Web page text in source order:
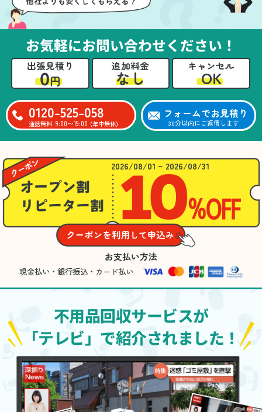
お気軽にお問い合わせください！
出張見積り
0円
追加料金
なし
キャンセル
OK
0120-525-058
通話無料 9:00〜19:00 (年中無休)
フォームでお見積り
30分以内にご返信します
2026/08/01 ~ 2026/08/31
お支払い方法
現金払い・銀行振込・カード払い
不用品回収サービスが
「テレビ」で紹介されました！